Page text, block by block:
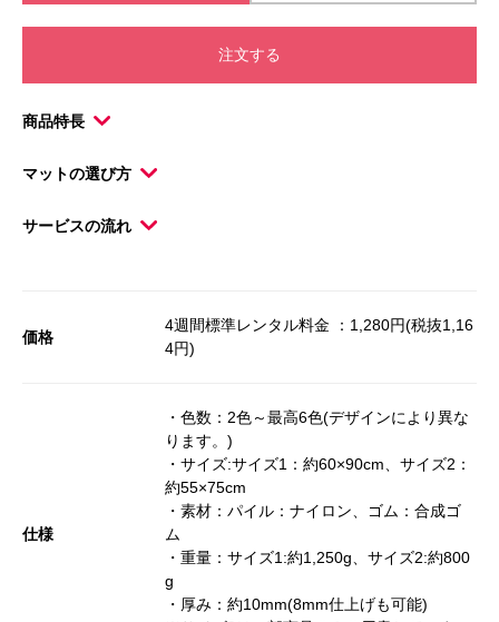
注文する
商品特長
マットの選び方
サービスの流れ
価格
4週間標準レンタル料金 ：1,280円(税抜1,16
4円)
仕様
・色数：2色～最高6色(デザインにより異な
ります。)
・サイズ:サイズ1：約60×90cm、サイズ2：
約55×75cm
・素材：パイル：ナイロン、ゴム：合成ゴ
ム
・重量：サイズ1:約1,250g、サイズ2:約800
g
・厚み：約10mm(8mm仕上げも可能)